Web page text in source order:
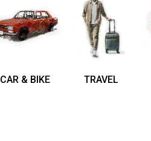
CAR & BIKE TRAVEL